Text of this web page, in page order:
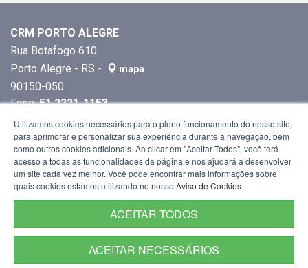
CRM PORTO ALEGRE
Rua Botafogo 610
Porto Alegre - RS -
mapa
90150-050
Fone:51 2221-1153
Termos de Uso
Utilizamos cookies necessários para o pleno funcionamento do nosso site,
para aprimorar e personalizar sua experiência durante a navegação, bem
como outros cookies adicionais. Ao clicar em "Aceitar Todos", você terá
acesso a todas as funcionalidades da página e nos ajudará a desenvolver
um site cada vez melhor. Você pode encontrar mais informações sobre
quais cookies estamos utilizando no nosso Aviso de Cookies.
ACEITAR TODOS
ACEITAR NECESSÁRIOS